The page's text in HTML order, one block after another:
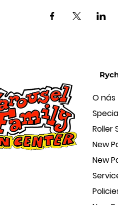
O nás
Roller
New
New